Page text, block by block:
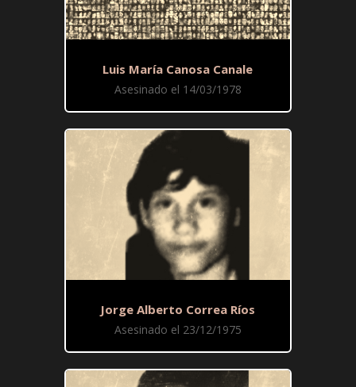
Luis María Canosa Canale
Asesinado el 14/03/1978
Jorge Alberto Correa Ríos
Asesinado el 23/12/1975